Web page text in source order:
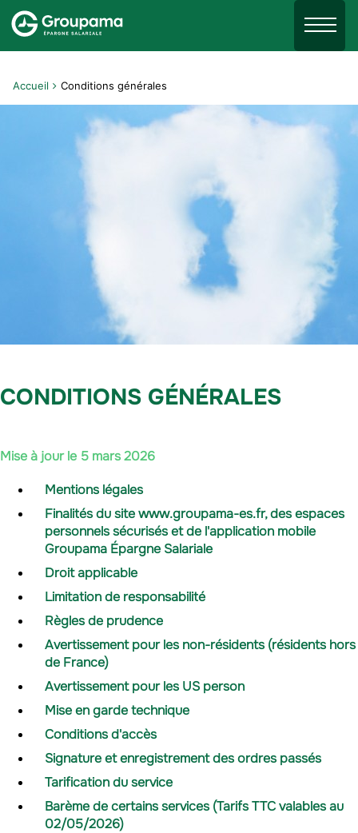
Aller au menu
Aller au contenu
Menu
Accueil Conditions générales
CONDITIONS GÉNÉRALES
Mise à jour le 5 mars 2026
Mentions légales
Finalités du site www.groupama-es.fr, des espaces
personnels sécurisés et de l'application mobile
Groupama Épargne Salariale
Droit applicable
Limitation de responsabilité
Règles de prudence
Avertissement pour les non-résidents (résidents hors
de France)
Avertissement pour les US person
Mise en garde technique
Conditions d'accès
Signature et enregistrement des ordres passés
Tarification du service
Barème de certains services (Tarifs TTC valables au
02/05/2026)